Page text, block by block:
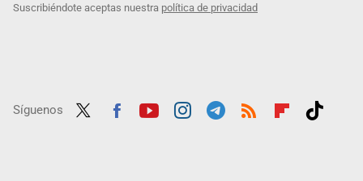
Suscribiéndote aceptas nuestra política de privacidad
Síguenos